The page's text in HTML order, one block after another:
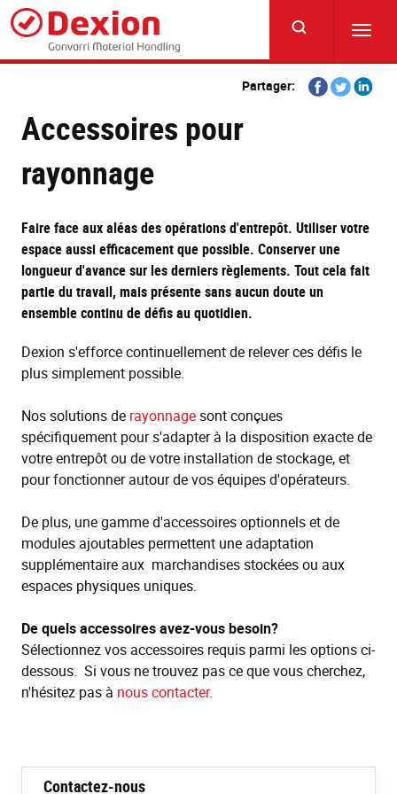
Skip
main
content
Partager:
Share
on
Share
on
Share
Accessoires pour
rayonnage
Faire face aux aléas des opérations d'entrepôt. Utiliser votre
espace aussi efficacement que possible. Conserver une
longueur d'avance sur les derniers règlements. Tout cela fait
partie du travail, mais présente sans aucun doute un
ensemble continu de défis au quotidien.
Dexion s'efforce continuellement de relever ces défis le
plus simplement possible.
Nos solutions de rayonnagesont conçues
spécifiquement pour s'adapter à la disposition exacte de
votre entrepôt ou de votre installation de stockage, et
pour fonctionner autour de vos équipes d'opérateurs.
De plus, une gamme d'accessoires optionnels et de
modules ajoutables permettent une adaptation
supplémentaire aux marchandises stockées ou aux
espaces physiques uniques.
De quels accessoires avez-vous besoin?
Sélectionnez vos accessoires requis parmi les options ci-
dessous. Si vous ne trouvez pas ce que vous cherchez,
n'hésitez pas à nous contacter.
Contactez-nous